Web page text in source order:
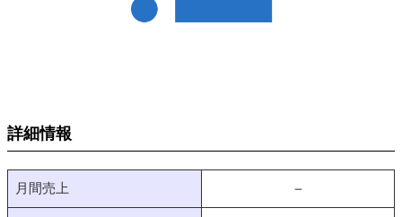
詳細情報
月間売上 －